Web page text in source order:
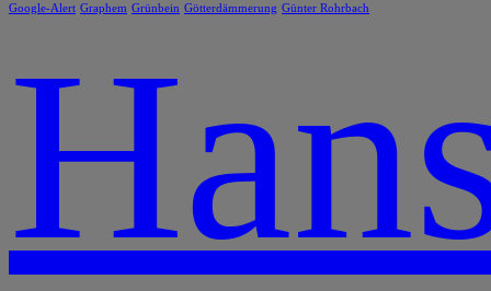
Google-Alert Graphem Grünbein Götterdämmerung Günter Rohrbach